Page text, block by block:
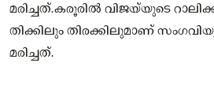
മരിച്ചത്.കരൂരിൽ വിജയ്‌യുടെ
തിക്കിലും തിരക്കിലുമാണ്
മരിച്ചത്.